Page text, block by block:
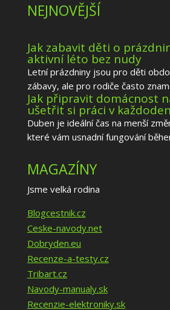
NEJNOVĚJŠÍ
Jak zabavit děti o
aktivní léto bez nudy
Letní prázdniny jsou pro děti
zábavy, ale pro rodiče často
Jak připravit domácnost
ušetřit si práci v
Duben je ideální čas na menší
které vám usnadní fungování
MAGAZÍNY
Jsme velká rodina
Blogcestnik.cz
Ceske-navody.net
Dobryden.eu
Recenze-a-testy.cz
Tribart.cz
Navody-manualy.sk
Recenzie-elektroniky.sk